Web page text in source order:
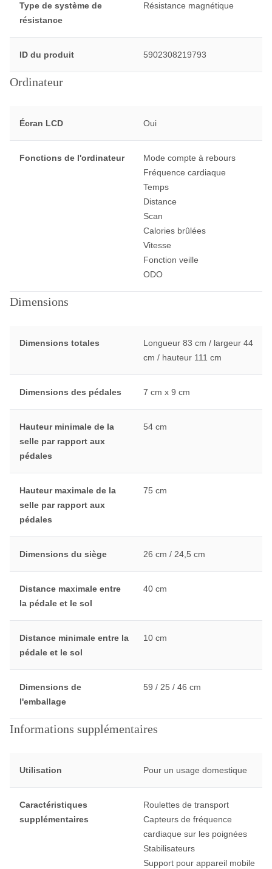
Type de système de
résistance
Résistance magnétique
ID du produit 5902308219793
Ordinateur
Écran LCD Oui
Fonctions de l'ordinateur
Mode compte à rebours
Fréquence cardiaque
Temps
Distance
Scan
Calories brûlées
Vitesse
Fonction veille
ODO
Dimensions
Dimensions totales
Longueur 83 cm / largeur 44
cm / hauteur 111 cm
Dimensions des pédales 7 cm x 9 cm
Hauteur minimale de la
selle par rapport aux
pédales
54 cm
Hauteur maximale de la
selle par rapport aux
pédales
75 cm
Dimensions du siège 26 cm / 24,5 cm
Distance maximale entre
la pédale et le sol
40 cm
Distance minimale entre la
pédale et le sol
10 cm
Dimensions de
l'emballage
59 / 25 / 46 cm
Informations supplémentaires
Utilisation Pour un usage domestique
Caractéristiques
supplémentaires
Roulettes de transport
Capteurs de fréquence
cardiaque sur les poignées
Stabilisateurs
Support pour appareil mobile